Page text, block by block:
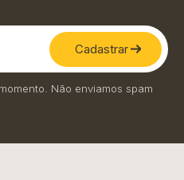
Cadastrar
Não enviamos spam